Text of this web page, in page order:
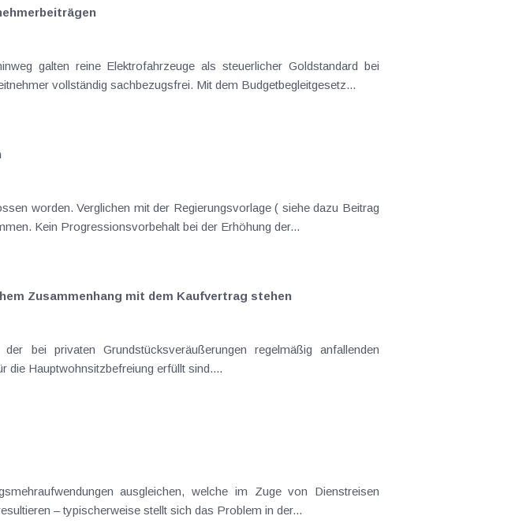
vollständig sachbezugsfrei. Mit dem Budgetbegleitgesetz...
worden. Verglichen mit der Regierungsvorlage ( siehe dazu Beitrag
aus dem Juli 2026 ) ist es dabei vereinzelt noch zu wichtigen Änderungen gekommen. Kein Progressionsvorbehalt bei der Erhöhung der...
Zusammenhang mit dem Kaufvertrag stehen
die Hauptwohnsitzbefreiung erfüllt sind....
– typischerweise stellt sich das Problem in der...